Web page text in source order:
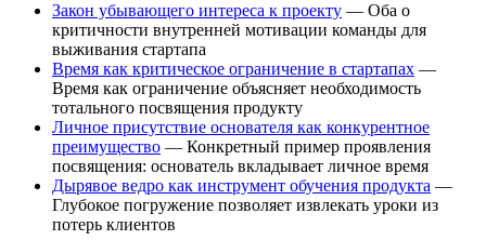
Закон убывающего интереса к проекту — Оба о
критичности внутренней мотивации команды для
выживания стартапа
Время как критическое ограничение в стартапах —
Время как ограничение объясняет необходимость
тотального посвящения продукту
Личное присутствие основателя как конкурентное
преимущество — Конкретный пример проявления
посвящения: основатель вкладывает личное время
Дырявое ведро как инструмент обучения продукта —
Глубокое погружение позволяет извлекать уроки из
потерь клиентов